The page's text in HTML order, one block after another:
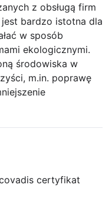
z obsługą firm
bardzo istotna dla
w sposób
ekologicznymi.
środowiska w
m.in. poprawę
certyfikat